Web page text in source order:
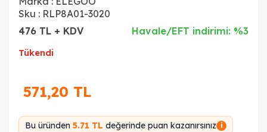
Sku : RLP8A01-3020
476 TL + KDV
Havale/EFT indirimi: %3
Tükendi
571,20 TL
Bu üründen 5.71 TL değerinde puan kazanırsınız i